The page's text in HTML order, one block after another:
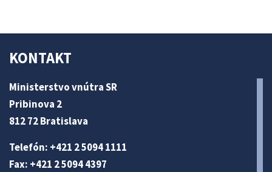
KONTAKT
Ministerstvo vnútra SR
Pribinova 2
812 72 Bratislava
Telefón: +421 2 5094 1111
Fax: +421 2 5094 4397